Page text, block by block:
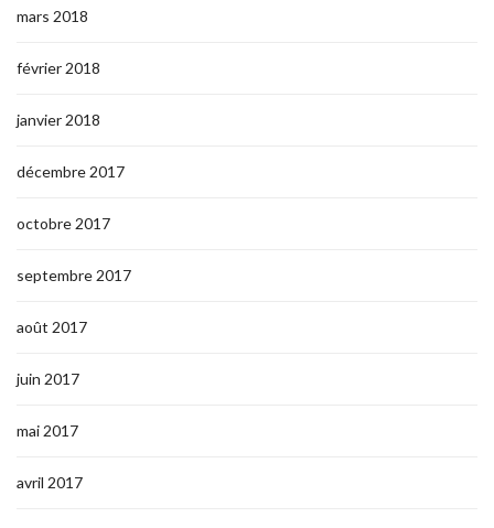
mars 2018
février 2018
janvier 2018
décembre 2017
octobre 2017
septembre 2017
août 2017
juin 2017
mai 2017
avril 2017